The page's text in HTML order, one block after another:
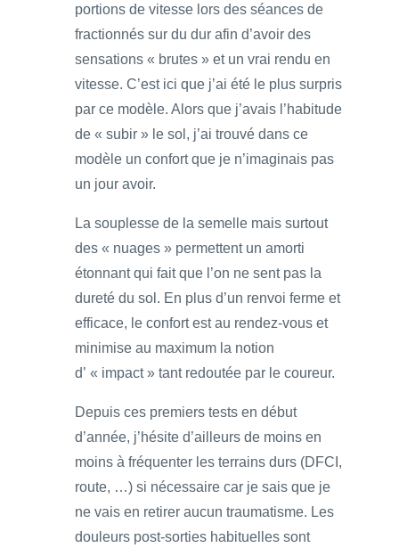
portions de vitesse lors des séances de
fractionnés sur du dur afin d’avoir des
sensations « brutes » et un vrai rendu en
vitesse. C’est ici que j’ai été le plus surpris
par ce modèle. Alors que j’avais l’habitude
de « subir » le sol, j’ai trouvé dans ce
modèle un confort que je n’imaginais pas
un jour avoir.
La souplesse de la semelle mais surtout
des « nuages » permettent un amorti
étonnant qui fait que l’on ne sent pas la
dureté du sol. En plus d’un renvoi ferme et
efficace, le confort est au rendez-vous et
minimise au maximum la notion
d’ « impact » tant redoutée par le coureur.
Depuis ces premiers tests en début
d’année, j’hésite d’ailleurs de moins en
moins à fréquenter les terrains durs (DFCI,
route, …) si nécessaire car je sais que je
ne vais en retirer aucun traumatisme. Les
douleurs post-sorties habituelles sont